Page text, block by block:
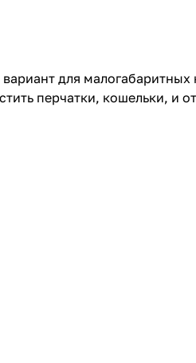
для малогабаритных
перчатки, кошельки, и